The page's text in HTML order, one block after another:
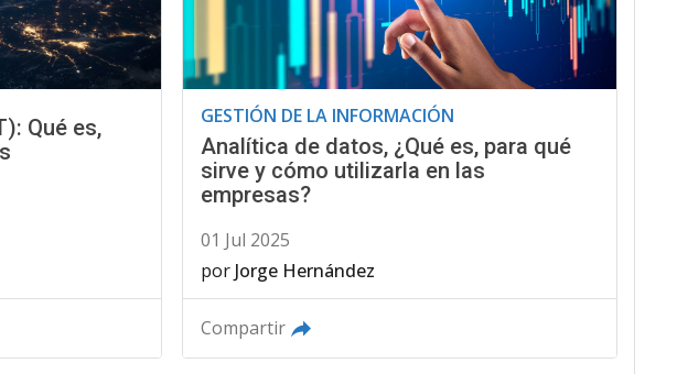
Qué es,
GESTIÓN DE LA INFORMACIÓN
Analítica de datos, ¿Qué es, para qué
sirve y cómo utilizarla en las
empresas?
01 Jul 2025
por Jorge Hernández
Compartir